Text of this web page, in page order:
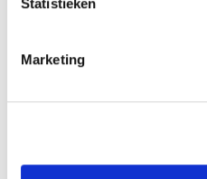
Statistieken
Marketing
Side by side
Chemie:
Is dit niet het